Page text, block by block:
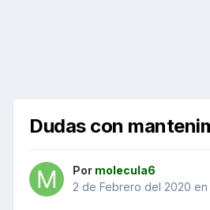
Dudas con
Por molecula6
2 de Febrero del 2020 en